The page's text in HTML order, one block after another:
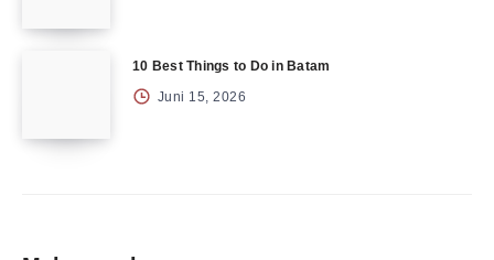
10 Best Things to Do in Batam
Juni 15, 2026